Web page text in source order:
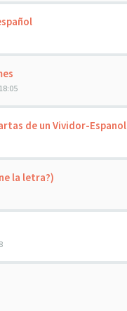
de un Vividor-Espanol
la letra?)